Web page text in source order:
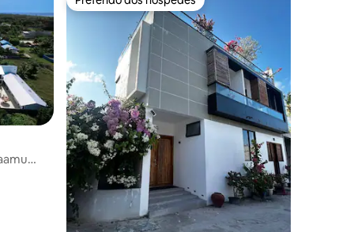
Preferido dos hóspedes